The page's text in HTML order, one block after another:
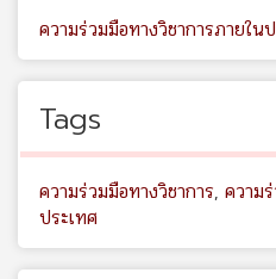
ความร่วมมือทางวิชาการภายใน
Tags
ความร่วมมือทางวิชาการ, ความ
ประเทศ